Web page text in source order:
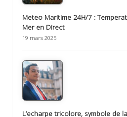
Meteo Maritime 24H/7 :
Mer en Direct
19 mars 2025
L’echarpe tricolore, symbole de